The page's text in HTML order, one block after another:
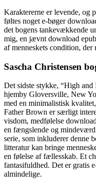
Karaktererne er levende, og
føltes noget e-bøger
det bogens tankevækkende
mig, en jævnt download
af menneskets condition,
Sascha Christensen
Det sidste stykke, “High
hjemby Gloversville, New
med en minimalistisk
Father Brown er særligt
visdom, medfølelse
en fængslende og
serie, som inkluderer denne
litteratur kan bringe
en følelse af fællesskab. Et
fantasifuldhed. Det er gratis
almindelige.